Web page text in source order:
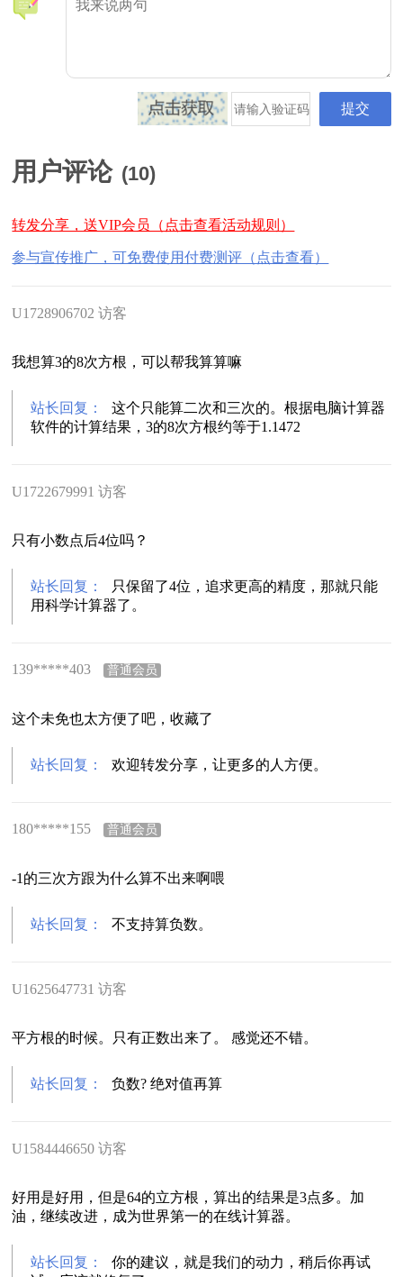
用户评论 (10)
转发分享，送VIP会员（点击查看活动规则）
参与宣传推广，可免费使用付费测评（点击查看）
U1728906702 访客
我想算3的8次方根，可以帮我算算嘛
站长回复：
这个只能算二次和三次的。根据电脑计算器
软件的计算结果，3的8次方根约等于1.1472
U1722679991 访客
只有小数点后4位吗？
站长回复：
只保留了4位，追求更高的精度，那就只能
用科学计算器了。
139*****403 普通会员
这个未免也太方便了吧，收藏了
站长回复： 欢迎转发分享，让更多的人方便。
180*****155 普通会员
-1的三次方跟为什么算不出来啊喂
站长回复： 不支持算负数。
U1625647731 访客
平方根的时候。只有正数出来了。 感觉还不错。
站长回复： 负数? 绝对值再算
U1584446650 访客
好用是好用，但是64的立方根，算出的结果是3点多。加
油，继续改进，成为世界第一的在线计算器。
站长回复：
你的建议，就是我们的动力，稍后你再试